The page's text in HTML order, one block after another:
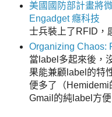
美國國防部計畫將
Engadget 癮科技
士兵裝上了RFID，
Organizing Chaos:
當label多起來後，
果能兼顧label的特
便多了（
Gmail的純label方便